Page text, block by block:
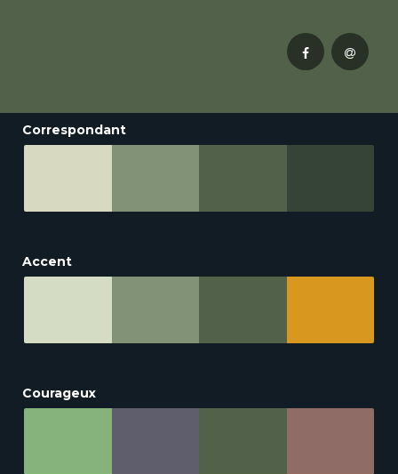
Correspondant
Accent
Courageux